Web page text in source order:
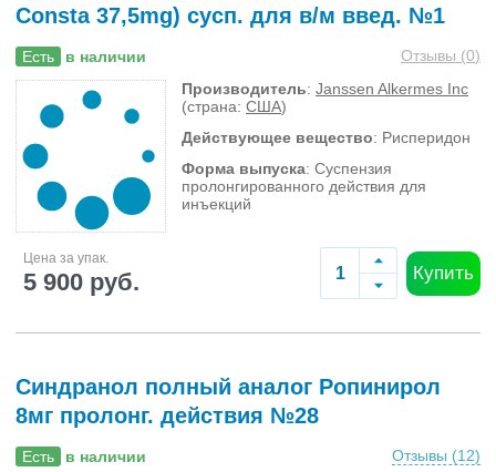
Consta 37,5mg) сусп. для в/м введ. №1
Есть в наличии Отзывы (0)
Производитель: Janssen Alkermes Inc
(страна: США)
Действующее вещество: Рисперидон
Форма выпуска: Суспензия
пролонгированного действия для
инъекций
Цена за упак.
5 900 руб. Купить
Синдранол полный аналог Ропинирол
8мг пролонг. действия №28
Есть в наличии Отзывы (12)